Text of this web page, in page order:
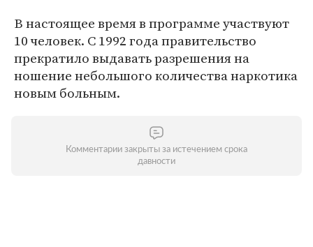
В настоящее время в программе участвуют
10 человек. С 1992 года правительство
прекратило выдавать разрешения на
ношение небольшого количества наркотика
новым больным.
Комментарии закрыты за истечением срока
давности